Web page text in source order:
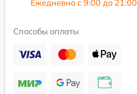
Ежедневно с 9:00 до 21:00
Способы оплаты